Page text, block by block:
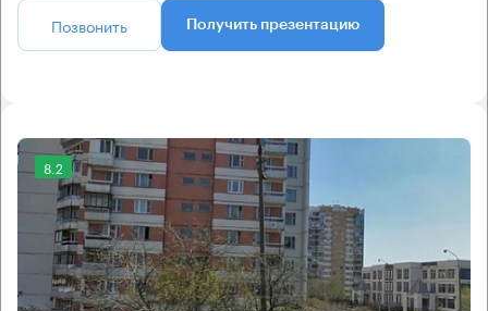
Позвонить Получить презентацию
8.2